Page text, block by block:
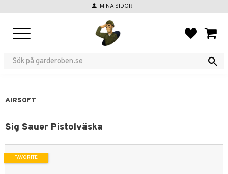
person MINA SIDOR
AIRSOFT
Sig Sauer Pistolväska
FAVORITE